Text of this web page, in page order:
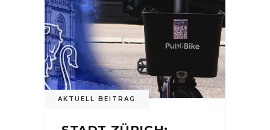
AKTUELL BEITRAG